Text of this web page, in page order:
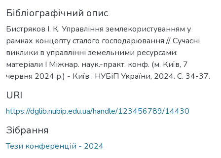
Бібліографічний опис
Бистряков І. К. Управління землекористуванням у
рамках концепту сталого господарювання // Сучасні
виклики в управлінні земельними ресурсами:
матеріали І Міжнар. наук.-практ. конф. (м. Київ, 7
червня 2024 р.) - Київ : НУБіП України, 2024. С. 34-37.
URI
https://dglib.nubip.edu.ua/handle/123456789/14430
Зібрання
Тези конференцій - 2024